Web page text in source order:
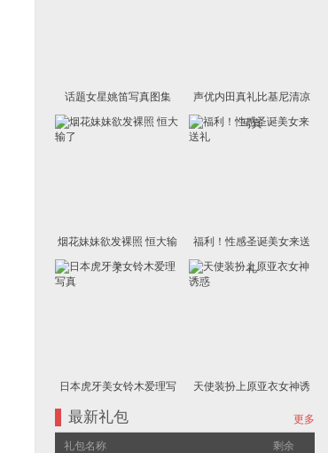
话题女星姚笛写真图集 声优内田真礼比基尼清凉
写真
烟花妹妹欲发裸照 恒大输
了
福利！性感圣诞美女来送
礼
日本虎牙美女铃木爱理写
真
天使装扮上原亚衣女神诱
更多
最新礼包
剩余
礼包名称